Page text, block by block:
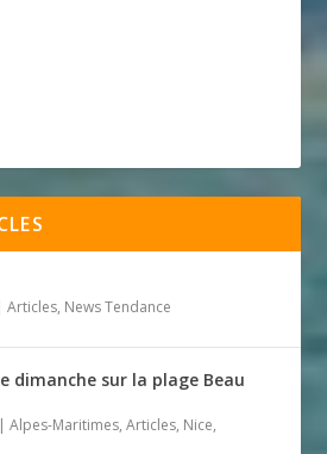
|Articles, News Tendance
dimanche sur la plage Beau
|Alpes-Maritimes,Articles, Nice,